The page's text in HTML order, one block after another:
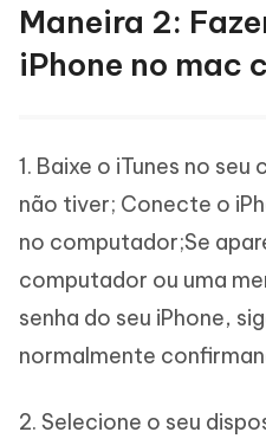
Maneira 2:
iPhone no mac
1. Baixe o iTunes no
não tiver; Conecte o
no computador;Se
computador ou uma
senha do seu iPhone,
normalmente
2. Selecione o seu